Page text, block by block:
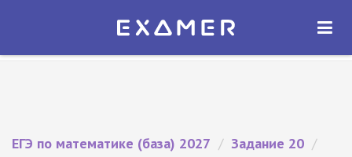
Экзамер — ЕГЭ 2027
ОТКРЫТЬ
ЕГЭ по математике (база) 2027 / Задание 20 /